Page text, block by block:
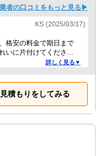
者の口コミをもっと見る▶
KS (2025/03/17)
格安の料金で期日まで
いに片付けてくださり
進捗も報告してくださ
詳しく見る▼
積もりをしてみる